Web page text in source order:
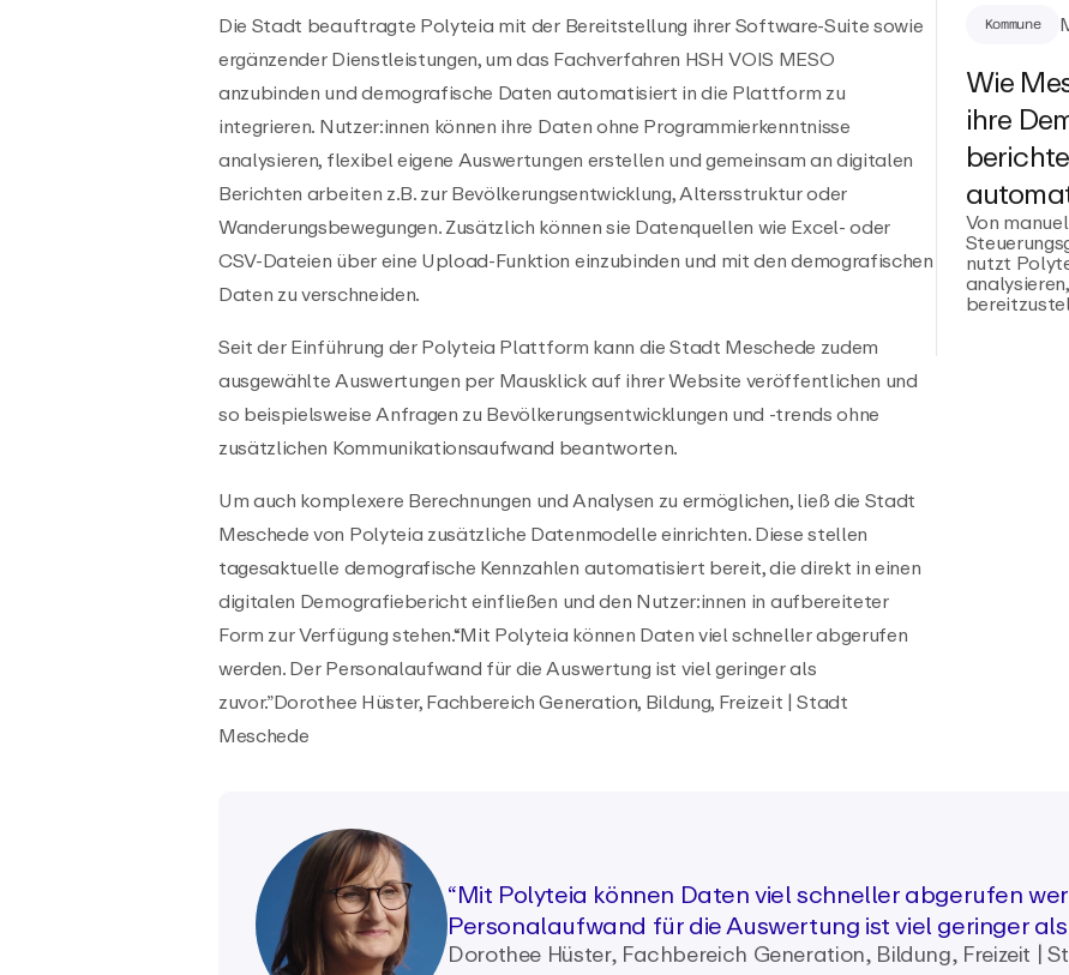
Die Stadt beauftragte Polyteia mit der Bereitstellung ihrer Software-Suite sowie
ergänzender Dienstleistungen, um das Fachverfahren HSH VOIS MESO
anzubinden und demografische Daten automatisiert in die Plattform zu
integrieren. Nutzer:innen können ihre Daten ohne Programmierkenntnisse
analysieren, flexibel eigene Auswertungen erstellen und gemeinsam an digitalen
Berichten arbeiten z.B. zur Bevölkerungsentwicklung, Altersstruktur oder
Wanderungsbewegungen. Zusätzlich können sie Datenquellen wie Excel- oder
CSV-Dateien über eine Upload-Funktion einzubinden und mit den demografischen
Daten zu verschneiden.
Seit der Einführung der Polyteia Plattform kann die Stadt Meschede zudem
ausgewählte Auswertungen per Mausklick auf ihrer Website veröffentlichen und
so beispielsweise Anfragen zu Bevölkerungsentwicklungen und -trends ohne
zusätzlichen Kommunikationsaufwand beantworten.
Um auch komplexere Berechnungen und Analysen zu ermöglichen, ließ die Stadt
Meschede von Polyteia zusätzliche Datenmodelle einrichten. Diese stellen
tagesaktuelle demografische Kennzahlen automatisiert bereit, die direkt in einen
digitalen Demografiebericht einfließen und den Nutzer:innen in aufbereiteter
Form zur Verfügung stehen.“Mit Polyteia können Daten viel schneller abgerufen
werden. Der Personalaufwand für die Auswertung ist viel geringer als
zuvor.”Dorothee Hüster, Fachbereich Generation, Bildung, Freizeit | Stadt
Meschede
Kommune
Wie
ihre
Von
nutzt
“Mit Polyteia können Daten viel schneller abgerufen
Personalaufwand für die Auswertung ist viel geringer als
Dorothee Hüster, Fachbereich Generation, Bildung, Freizeit |